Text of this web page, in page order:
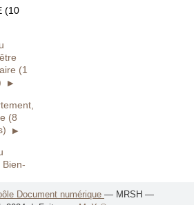
(10
(1
(8
Bien-
(1Document numérique — MRSH —